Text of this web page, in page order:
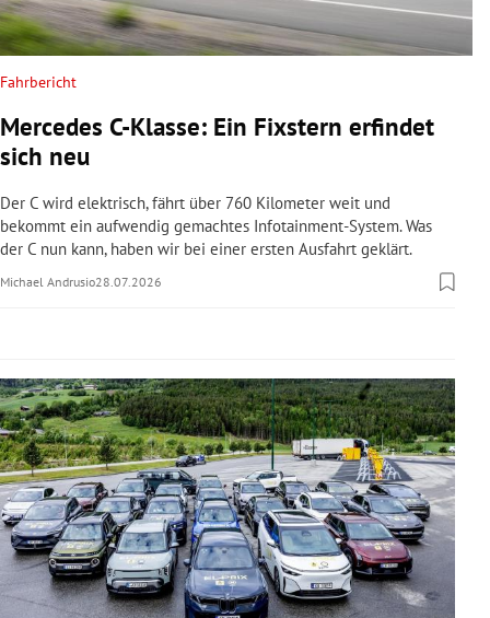
Untermenü
Untermenü
Untermenü
Untermenü
Untermenü
Untermenü
Untermenü
Fahrbericht
Mercedes C-Klasse: Ein Fixstern erfindet
sich neu
Der C wird elektrisch, fährt über 760 Kilometer weit und
bekommt ein aufwendig gemachtes Infotainment-System. Was
der C nun kann, haben wir bei einer ersten Ausfahrt geklärt.
Michael Andrusio28.07.2026